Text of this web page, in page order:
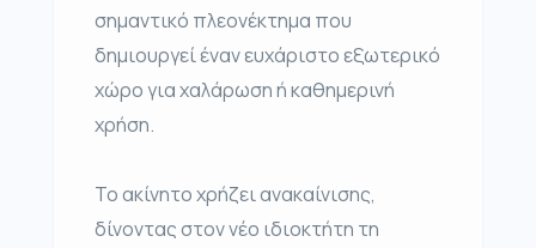
σημαντικό πλεονέκτημα που
δημιουργεί έναν ευχάριστο εξωτερικό
χώρο για χαλάρωση ή καθημερινή
χρήση.
Το ακίνητο χρήζει ανακαίνισης,
δίνοντας στον νέο ιδιοκτήτη τη